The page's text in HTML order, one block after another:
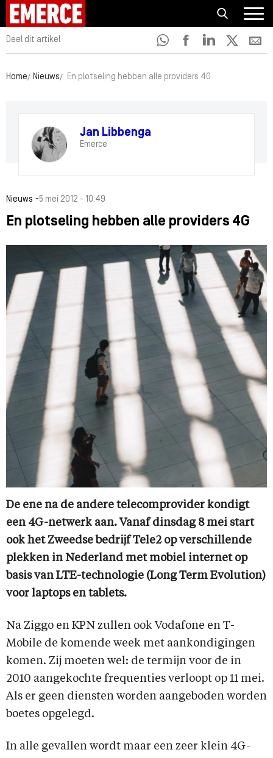
Deel dit artikel
Home Nieuws En plotseling hebben alle providers 4G
Jan Libbenga
Emerce
Nieuws -5 mei 2012 - 10:49
En plotseling hebben alle providers 4G
De ene na de andere telecomprovider kondigt
een 4G-netwerk aan. Vanaf dinsdag 8 mei start
ook het Zweedse bedrijf Tele2 op verschillende
plekken in Nederland met mobiel internet op
basis van LTE-technologie (Long Term Evolution)
voor laptops en tablets.
Na Ziggo en KPN zullen ook Vodafone en T-
Mobile de komende week met aankondigingen
komen. Zij moeten wel: de termijn voor de in
2010 aangekochte frequenties verloopt op 11 mei.
Als er geen diensten worden aangeboden worden
boetes opgelegd.
In alle gevallen wordt maar een zeer klein 4G-